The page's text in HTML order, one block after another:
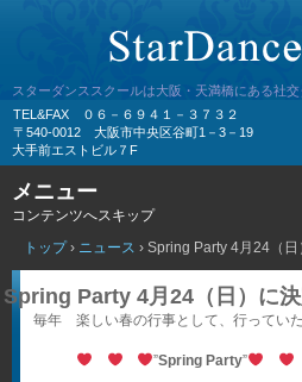
スターダンススクールは大阪・天満橋にある社交
TEL&FAX ０６－６９４１－３７３２
〒540-0012 大阪市中央区谷町1－3－19
大手前エストビル７F
メニュー
コンテンツへスキップ
トップ › ニュース › Spring Party 4月24（日
Spring Party 4月24（日）に決
毎年 楽しい春の行事として、行っていた
”Spring Party”